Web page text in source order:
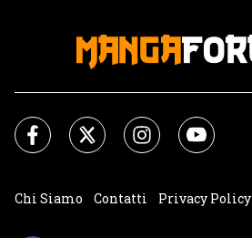
Chi Siamo Contatti Privacy Policy